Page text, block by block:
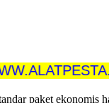
paket ekonomis